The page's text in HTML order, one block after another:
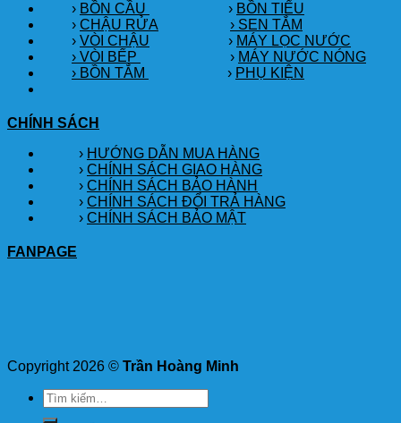
› BỒN CẦU › BỒN TIỂU
› CHẬU RỬA
› SEN TẮM
› VÒI CHẬU › MÁY LỌC NƯỚC
› VÒI BẾP
› MÁY NƯỚC NÓNG
› BỒN TẮM
› PHỤ KIỆN
CHÍNH SÁCH
› HƯỚNG DẪN MUA HÀNG
› CHÍNH SÁCH GIAO HÀNG
› CHÍNH SÁCH BẢO HÀNH
› CHÍNH SÁCH ĐỔI TRẢ HÀNG
› CHÍNH SÁCH BẢO MẬT
FANPAGE
Copyright 2026 © Trần Hoàng Minh
Tìm
kiếm: